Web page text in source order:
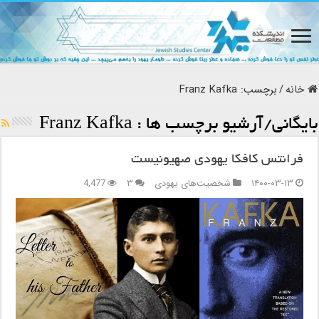
خانه/برچسب:Franz Kafka
بایگانی/آرشیو برچسب ها :Franz Kafka
فرانتس کافکا یهودی صهیونیست
۱۴۰۰-۰۳-۱۳
شخصیت‌های یهودی ۳ 4,477